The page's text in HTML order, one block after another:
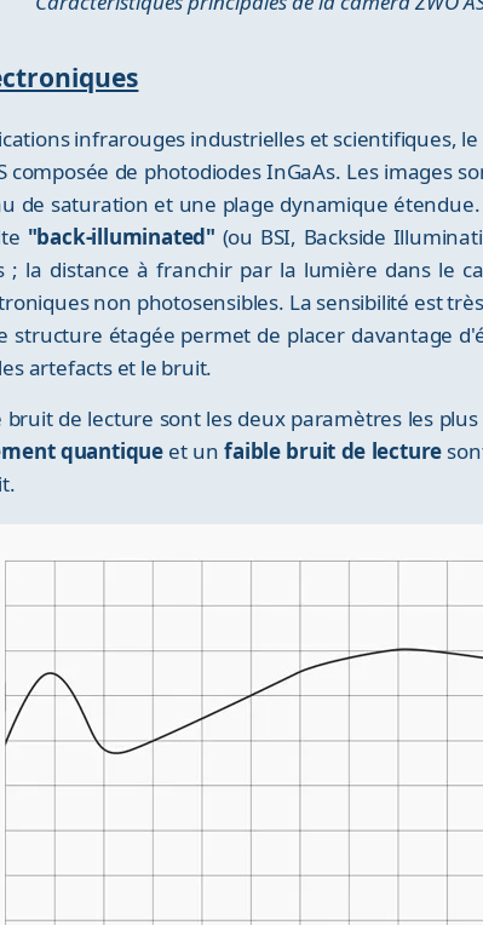
infrarouges industrielles et scientifiques,
composée de photodiodes InGaAs. Les images
de saturation et une plage dynamique
"back-illuminated" (ou BSI, Backside
; la distance à franchir par la lumière dans le
non photosensibles. La sensibilité est
structure étagée permet de placer davantage
artefacts et le bruit.
de lecture sont les deux paramètres les
quantiqueet unfaible bruit de lecture